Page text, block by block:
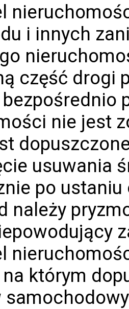
i innych
część drogi
bezpośrednio
nie jest
usuwania
po
należy
którym